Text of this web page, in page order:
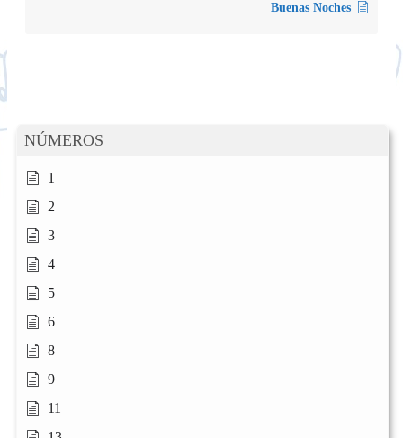
NÚMEROS
1
2
3
4
5
6
8
9
11
Buenas Noches